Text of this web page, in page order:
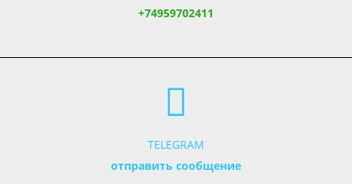
+74959702411
TELEGRAM
отправить сообщение